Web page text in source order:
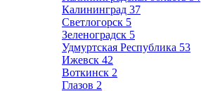
Калининград 37
Светлогорск 5
Зеленоградск 5
Удмуртская Республика 53
Ижевск 42
Воткинск 2
Глазов 2